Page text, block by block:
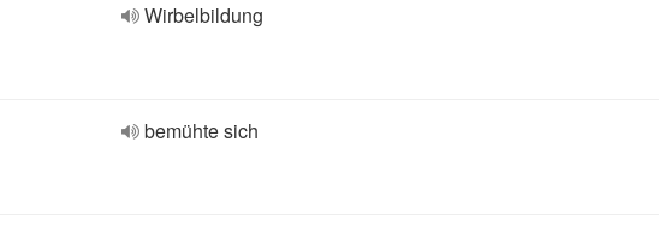
Wirbelbildung
bemühte sich